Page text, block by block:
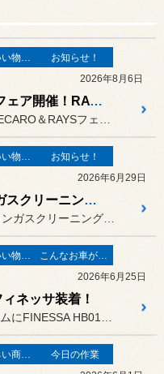
こんないい物が有りますよ！
お知らせ！
2026年8月6日
RECARO＆RAYSフェア開催！RAYSグッズ取り扱い始めました！
こんないい物が有りますよ！
お知らせ！
2026年6月29日
N-BOXにエアコンガスクリーニング施工とエアコンガス添加剤注入！
こんないい物が有りますよ！
こんなお車がご来店
2026年6月25日
ネッサ装着！
おもしろい商品見ーつけた！
今日の作業